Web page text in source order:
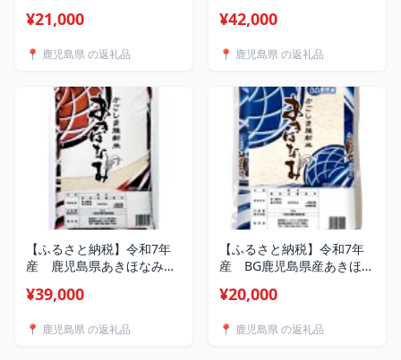
¥21,000
📍 鹿児島県 の返礼品
【1743964】
¥42,000
📍 鹿児島県 の返礼品
【ふるさと納税】令和7年
産 鹿児島県あきほなみ
【1709381】
¥39,000
📍 鹿児島県 の返礼品
【ふるさと納税】令和7年
産 BG鹿児島県産あきほな
¥20,000
📍 鹿児島県 の返礼品